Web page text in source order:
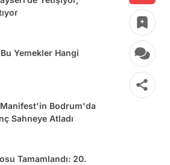
Yemekler Hangi
Bodrum'da
Sahneye Atladı
Tamamlandı: 20.